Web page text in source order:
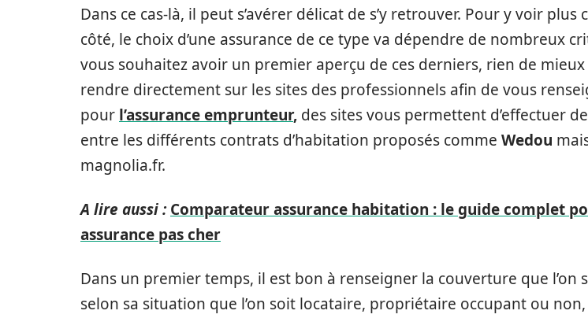
Dans ce cas-là, il peut s’avérer délicat de s’y retrouver. Pour y voir plus
côté, le choix d’une assurance de ce type va dépendre de nombreux
vous souhaitez avoir un premier aperçu de ces derniers, rien de
rendre directement sur les sites des professionnels afin de vous
pour l’assurance emprunteur, des sites vous permettent d’effectuer
entre les différents contrats d’habitation proposés comme Wedou
magnolia.fr.
A lire aussi : Comparateur assurance habitation : le guide complet
assurance pas cher
Dans un premier temps, il est bon à renseigner la couverture que l’on
selon sa situation que l’on soit locataire, propriétaire occupant ou